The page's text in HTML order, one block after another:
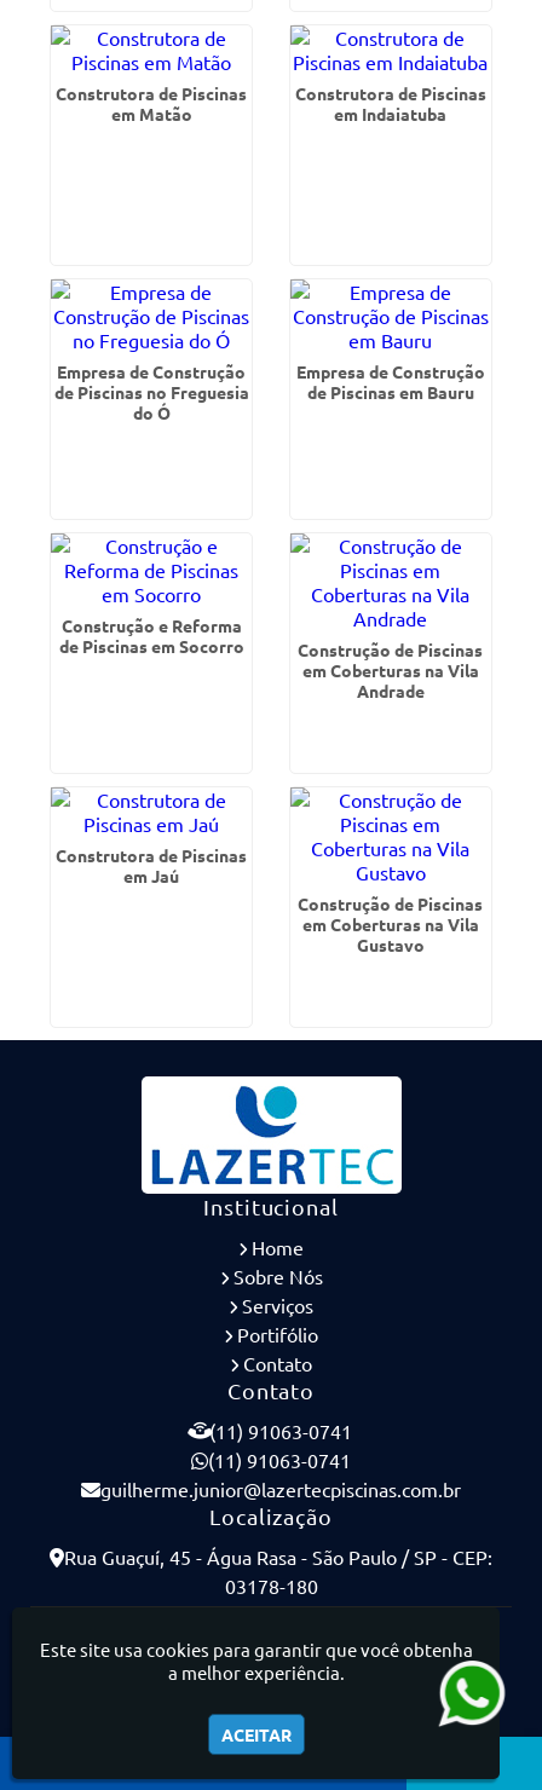
Construtora de Piscinas
em Matão
Construtora de Piscinas
em Indaiatuba
Empresa de Construção
de Piscinas no Freguesia
do Ó
Empresa de Construção
de Piscinas em Bauru
Construção e Reforma
de Piscinas em Socorro
Construção de Piscinas
em Coberturas na Vila
Andrade
Construtora de Piscinas
em Jaú
Construção de Piscinas
em Coberturas na Vila
Gustavo
Institucional
Home
Sobre Nós
Serviços
Portifólio
Contato
Contato
(11) 91063-0741
(11) 91063-0741
guilherme.junior@lazertecpiscinas.com.br
Localização
Rua Guaçuí, 45 - Água Rasa - São Paulo / SP - CEP:
03178-180
Este site usa cookies para garantir que você obtenha
a melhor experiência.
ACEITAR